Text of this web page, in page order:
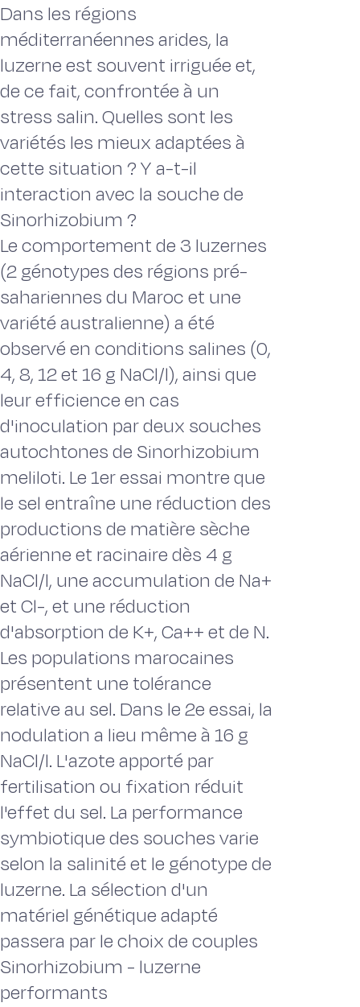
Dans les régions
méditerranéennes arides, la
luzerne est souvent irriguée et,
de ce fait, confrontée à un
stress salin. Quelles sont les
variétés les mieux adaptées à
cette situation ? Y a-t-il
interaction avec la souche de
Sinorhizobium ?
Le comportement de 3 luzernes
(2 génotypes des régions pré-
sahariennes du Maroc et une
variété australienne) a été
observé en conditions salines (0,
4, 8, 12 et 16 g NaCl/l), ainsi que
leur efficience en cas
d'inoculation par deux souches
autochtones de Sinorhizobium
meliloti. Le 1er essai montre que
le sel entraîne une réduction des
productions de matière sèche
aérienne et racinaire dès 4 g
NaCl/l, une accumulation de Na+
et Cl-, et une réduction
d'absorption de K+, Ca++ et de N.
Les populations marocaines
présentent une tolérance
relative au sel. Dans le 2e essai, la
nodulation a lieu même à 16 g
NaCl/l. L'azote apporté par
fertilisation ou fixation réduit
l'effet du sel. La performance
symbiotique des souches varie
selon la salinité et le génotype de
luzerne. La sélection d'un
matériel génétique adapté
passera par le choix de couples
Sinorhizobium - luzerne
performants